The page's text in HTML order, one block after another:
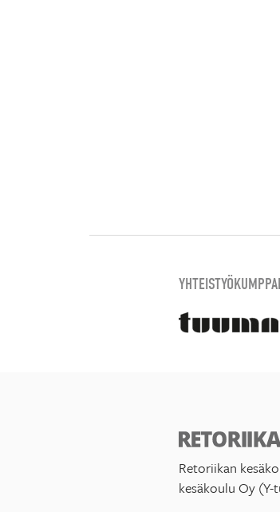
Retoriikan
kesäkoulu Oy (Y-